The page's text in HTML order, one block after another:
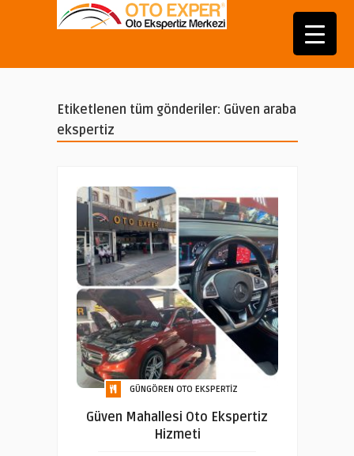
Etiketlenen tüm gönderiler: Güven araba
ekspertiz
GÜNGÖREN OTO EKSPERTIZ
Güven Mahallesi Oto Ekspertiz
Hizmeti